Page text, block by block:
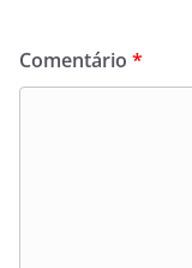
Comentário *